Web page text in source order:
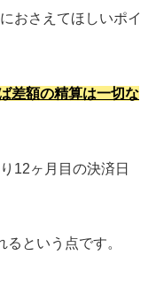
おさえてほしいポイ
差額の精算は一切な
12ヶ月目の決済日
るという点です。